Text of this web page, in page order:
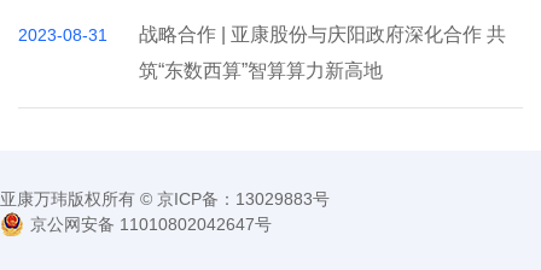
2023-08-31
战略合作 | 亚康股份与庆阳政府深化合作 共
筑“东数西算”智算算力新高地
亚康万玮版权所有 © 京ICP备：13029883号
京公网安备 11010802042647号